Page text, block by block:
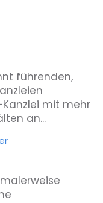
führenden,
mit mehr
an...